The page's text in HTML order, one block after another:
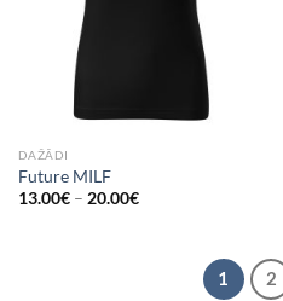
DAŽĀDI
Future MILF
13.00€– 20.00€
1 2